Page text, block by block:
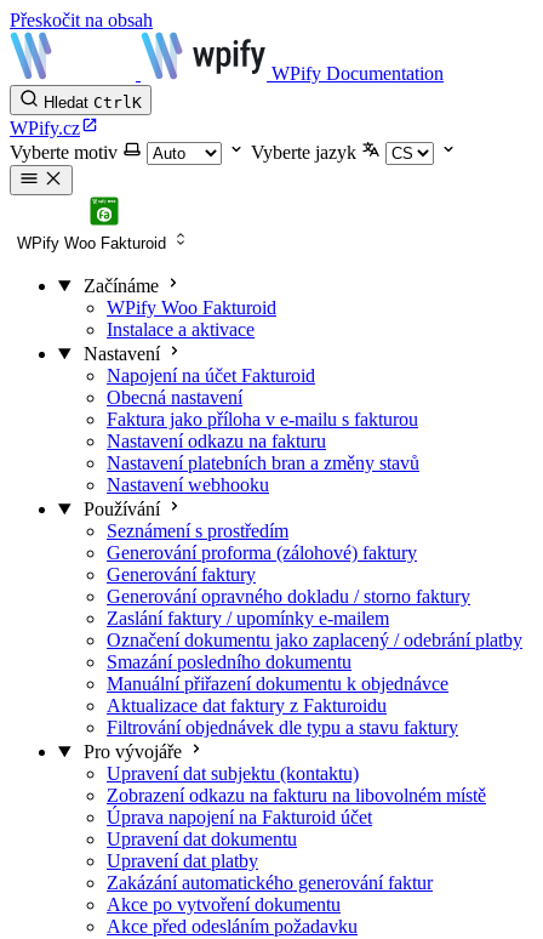
Přeskočit na obsah
WPify Documentation
Hledat CtrlK
WPify.cz
Vyberte motiv
Vyberte jazyk
WPify Woo Fakturoid
Začínáme
WPify Woo Fakturoid
Instalace a aktivace
Nastavení
Napojení na účet Fakturoid
Obecná nastavení
Faktura jako příloha v e-mailu s fakturou
Nastavení odkazu na fakturu
Nastavení platebních bran a změny stavů
Nastavení webhooku
Používání
Seznámení s prostředím
Generování proforma (zálohové) faktury
Generování faktury
Generování opravného dokladu / storno faktury
Zaslání faktury / upomínky e-mailem
Označení dokumentu jako zaplacený / odebrání platby
Smazání posledního dokumentu
Manuální přiřazení dokumentu k objednávce
Aktualizace dat faktury z Fakturoidu
Filtrování objednávek dle typu a stavu faktury
Pro vývojáře
Upravení dat subjektu (kontaktu)
Zobrazení odkazu na fakturu na libovolném místě
Úprava napojení na Fakturoid účet
Upravení dat dokumentu
Upravení dat platby
Zakázání automatického generování faktur
Akce po vytvoření dokumentu
Akce před odesláním požadavku